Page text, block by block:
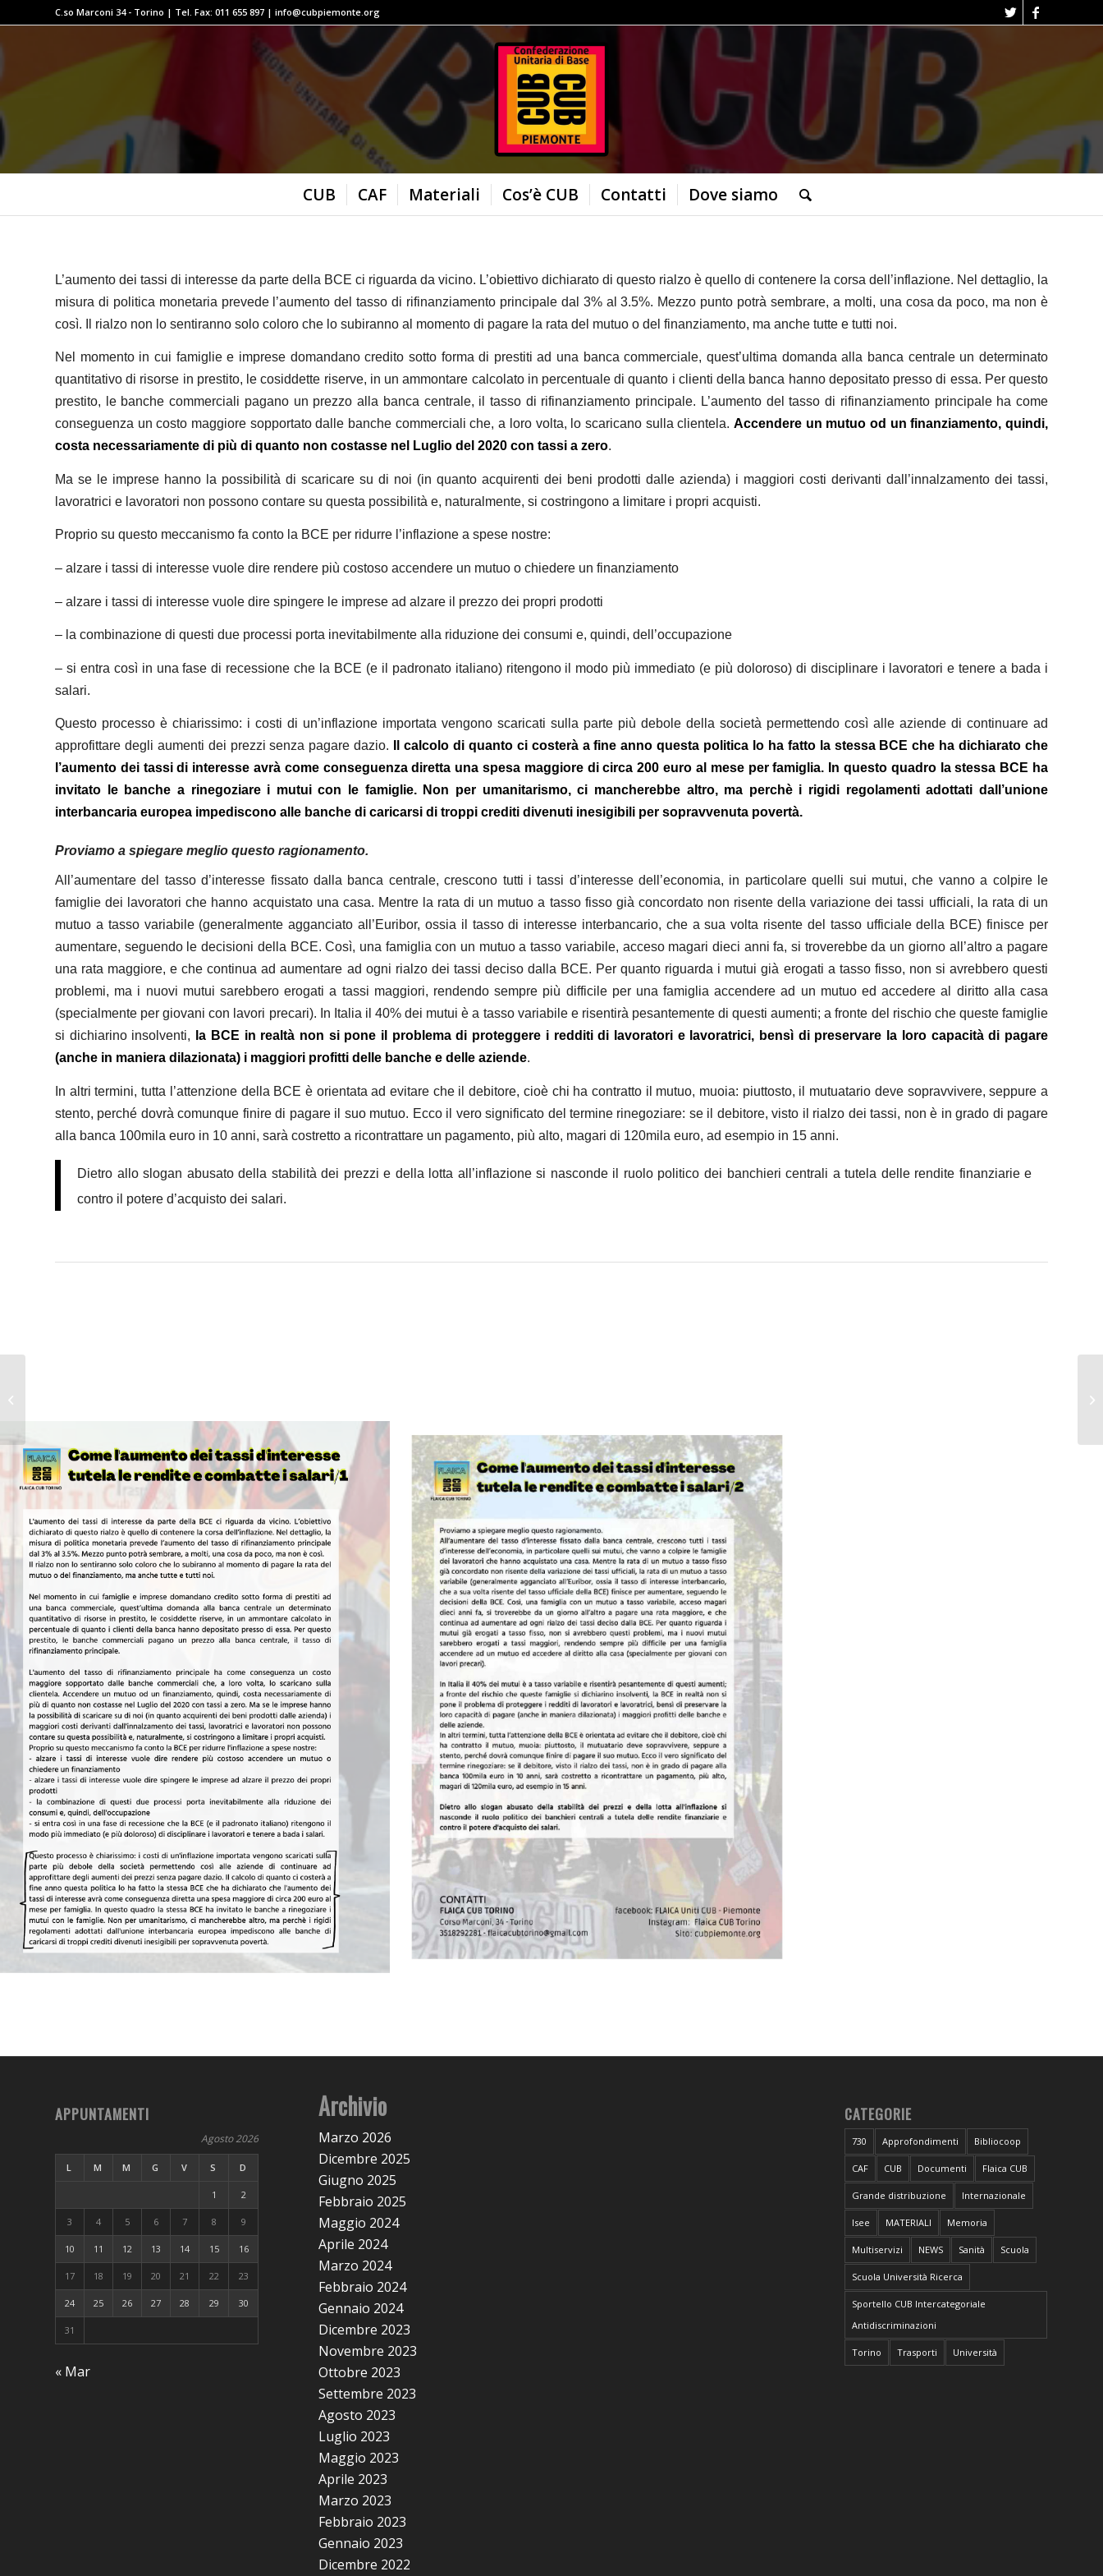
C.so Marconi 34 - Torino | Tel. Fax: 011 655 897 | info@cubpiemonte.org
CUB CAF Materiali Cos’è CUB Contatti Dove siamo
L’aumento dei tassi di interesse da parte della BCE ci riguarda da vicino. L’obiettivo dichiarato di questo rialzo è quello di contenere la corsa dell’inflazione. Nel dettaglio, la
misura di politica monetaria prevede l’aumento del tasso di rifinanziamento principale dal 3% al 3.5%. Mezzo punto potrà sembrare, a molti, una cosa da poco, ma non è
così.
Il rialzo non lo sentiranno solo coloro che lo subiranno al momento di pagare la rata del mutuo o del finanziamento, ma anche tutte e tutti noi.
Nel momento in cui famiglie e imprese domandano credito sotto forma di prestiti ad una banca commerciale, quest’ultima domanda alla banca centrale un determinato
quantitativo di risorse in prestito, le cosiddette riserve, in un ammontare calcolato in percentuale di quanto i clienti della banca hanno depositato presso di essa. Per questo
prestito, le banche commerciali pagano un prezzo alla banca centrale, il tasso di rifinanziamento principale. L’aumento del tasso di rifinanziamento principale ha come
conseguenza un costo maggiore sopportato dalle banche commerciali che, a loro volta, lo scaricano sulla clientela. Accendere un mutuo od un finanziamento, quindi,
costa necessariamente di più di quanto non costasse nel Luglio del 2020 con tassi a zero.
Ma se le imprese hanno la possibilità di scaricare su di noi (in quanto acquirenti dei beni prodotti dalle azienda) i maggiori costi derivanti dall’innalzamento dei tassi,
lavoratrici e lavoratori non possono contare su questa possibilità e, naturalmente, si costringono a limitare i propri acquisti.
Proprio su questo meccanismo fa conto la BCE per ridurre l’inflazione a spese nostre:
– alzare i tassi di interesse vuole dire rendere più costoso accendere un mutuo o chiedere un finanziamento
– alzare i tassi di interesse vuole dire spingere le imprese ad alzare il prezzo dei propri prodotti
– la combinazione di questi due processi porta inevitabilmente alla riduzione dei consumi e, quindi, dell’occupazione
– si entra così in una fase di recessione che la BCE (e il padronato italiano) ritengono il modo più immediato (e più doloroso) di disciplinare i lavoratori e tenere a bada i
salari.
Questo processo è chiarissimo: i costi di un’inflazione importata vengono scaricati sulla parte più debole della società permettendo così alle aziende di continuare ad
approfittare degli aumenti dei prezzi senza pagare dazio.
Il calcolo di quanto ci costerà a fine anno questa politica lo ha fatto la stessa BCE che ha dichiarato che
l’aumento dei tassi di interesse avrà come conseguenza diretta una spesa maggiore di circa 200 euro al mese per famiglia. In questo quadro la stessa BCE ha
invitato le banche a rinegoziare i mutui con le famiglie. Non per umanitarismo, ci mancherebbe altro, ma perchè i rigidi regolamenti adottati dall’unione
interbancaria europea impediscono alle banche di caricarsi di troppi crediti divenuti inesigibili per sopravvenuta povertà.
Proviamo a spiegare meglio questo ragionamento.
All’aumentare del tasso d’interesse fissato dalla banca centrale, crescono tutti i tassi d’interesse dell’economia, in particolare quelli sui mutui, che vanno a colpire le
famiglie dei lavoratori che hanno acquistato una casa. Mentre la rata di un mutuo a tasso fisso già concordato non risente della variazione dei tassi ufficiali, la rata di un
mutuo a tasso variabile (generalmente agganciato all’Euribor, ossia il tasso di interesse interbancario, che a sua volta risente del tasso ufficiale della BCE) finisce per
aumentare, seguendo le decisioni della BCE. Così, una famiglia con un mutuo a tasso variabile, acceso magari dieci anni fa, si troverebbe da un giorno all’altro a pagare
una rata maggiore, e che continua ad aumentare ad ogni rialzo dei tassi deciso dalla BCE. Per quanto riguarda i mutui già erogati a tasso fisso, non si avrebbero questi
problemi, ma i nuovi mutui sarebbero erogati a tassi maggiori, rendendo sempre più difficile per una famiglia accendere ad un mutuo ed accedere al diritto alla casa
(specialmente per giovani con lavori precari). In Italia il 40% dei mutui è a tasso variabile e risentirà pesantemente di questi aumenti; a fronte del rischio che queste famiglie
si dichiarino insolventi,
la BCE in realtà non si pone il problema di proteggere i redditi di lavoratori e lavoratrici, bensì di preservare la loro capacità di pagare
(anche in maniera dilazionata) i maggiori profitti delle banche e delle aziende.
In altri termini, tutta l’attenzione della BCE è orientata ad evitare che il debitore, cioè chi ha contratto il mutuo, muoia: piuttosto, il mutuatario deve sopravvivere, seppure a
stento, perché dovrà comunque finire di pagare il suo mutuo. Ecco il vero significato del termine rinegoziare: se il debitore, visto il rialzo dei tassi, non è in grado di pagare
alla banca 100mila euro in 10 anni, sarà costretto a ricontrattare un pagamento, più alto, magari di 120mila euro, ad esempio in 15 anni.
Dietro allo slogan abusato della stabilità dei prezzi e della lotta all’inflazione si nasconde il ruolo politico dei banchieri centrali a tutela delle rendite finanziarie e
contro il potere d’acquisto dei salari.
APPUNTAMENTI
Agosto 2026
L M M G V S D
1 2
3 4 5 6 7 8 9
10 11 12 13 14 15 16
17 18 19 20 21 22 23
24 25 26 27 28 29 30
31
« Mar
Archivio
Marzo 2026
Dicembre 2025
Giugno 2025
Febbraio 2025
Maggio 2024
Aprile 2024
Marzo 2024
Febbraio 2024
Gennaio 2024
Dicembre 2023
Novembre 2023
Ottobre 2023
Settembre 2023
Agosto 2023
Luglio 2023
Maggio 2023
Aprile 2023
Marzo 2023
Febbraio 2023
Gennaio 2023
Dicembre 2022
CATEGORIE
730 Approfondimenti Bibliocoop
CAF CUB Documenti Flaica CUB
Grande distribuzione Internazionale
Isee MATERIALI Memoria
Multiservizi NEWS Sanità Scuola
Scuola Università Ricerca
Sportello CUB Intercategoriale
Antidiscriminazioni
Torino Trasporti Università